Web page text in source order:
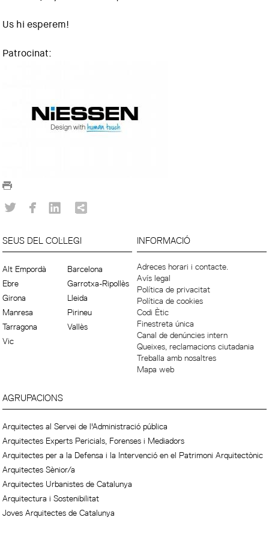
Us hi esperem!
Patrocinat:
SEUS DEL COL·LEGI
Alt Empordà
Barcelona
Ebre
Garrotxa-Ripollès
Girona
Lleida
Manresa
Pirineu
Tarragona
Vallès
Vic
INFORMACIÓ
Adreces horari i contacte.
Avís legal
Política de privacitat
Política de cookies
Codi Ètic
Finestreta única
Canal de denúncies intern
Queixes, reclamacions ciutadania
Treballa amb nosaltres
Mapa web
AGRUPACIONS
Arquitectes al Servei de l'Administració pública
Arquitectes Experts Pericials, Forenses i Mediadors
Arquitectes per a la Defensa i la Intervenció en el Patrimoni Arquitectònic
Arquitectes Sènior/a
Arquitectes Urbanistes de Catalunya
Arquitectura i Sostenibilitat
Joves Arquitectes de Catalunya